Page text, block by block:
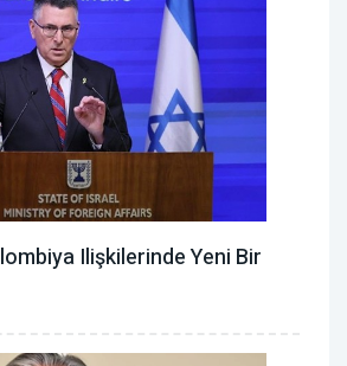
Ilişkilerinde Yeni Bir